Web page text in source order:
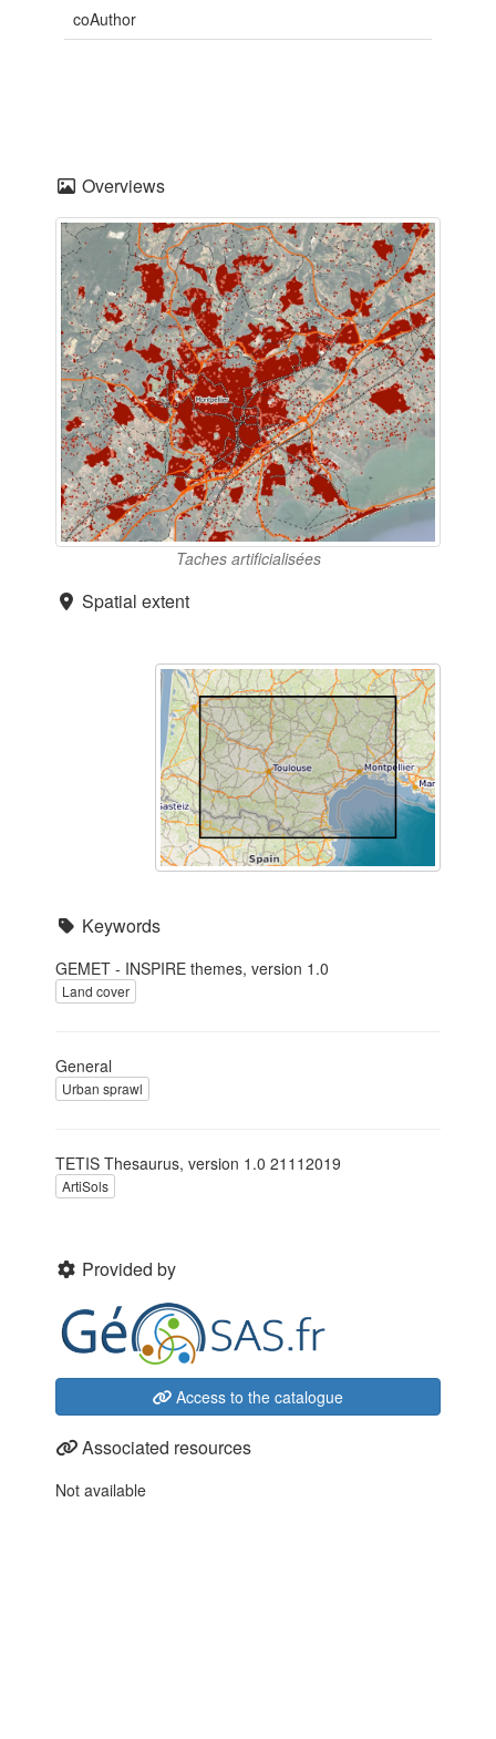
coAuthor
Overviews
Taches artificialisées
Spatial extent
Keywords
GEMET - INSPIRE themes, version 1.0
Land cover
General
Urban sprawl
TETIS Thesaurus, version 1.0 21112019
ArtiSols
Provided by
Access to the catalogue
Associated resources
Not available